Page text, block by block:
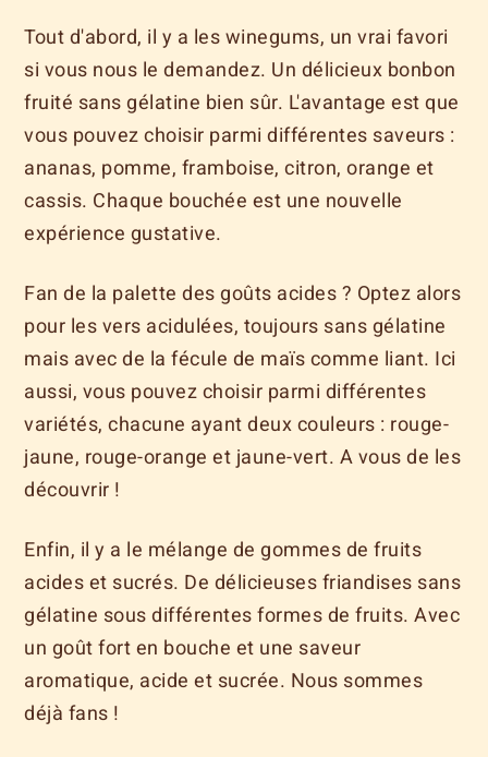
Tout d'abord, il y a les winegums, un vrai favori
si vous nous le demandez. Un délicieux bonbon
fruité sans gélatine bien sûr. L'avantage est que
vous pouvez choisir parmi différentes saveurs :
ananas, pomme, framboise, citron, orange et
cassis. Chaque bouchée est une nouvelle
expérience gustative.
Fan de la palette des goûts acides ? Optez alors
pour les vers acidulées, toujours sans gélatine
mais avec de la fécule de maïs comme liant. Ici
aussi, vous pouvez choisir parmi différentes
variétés, chacune ayant deux couleurs : rouge-
jaune, rouge-orange et jaune-vert. A vous de les
découvrir !
Enfin, il y a le mélange de gommes de fruits
acides et sucrés. De délicieuses friandises sans
gélatine sous différentes formes de fruits. Avec
un goût fort en bouche et une saveur
aromatique, acide et sucrée. Nous sommes
déjà fans !